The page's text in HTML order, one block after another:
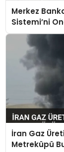
Merkez
Sistemi’ni
İran Gaz
Metreküpü